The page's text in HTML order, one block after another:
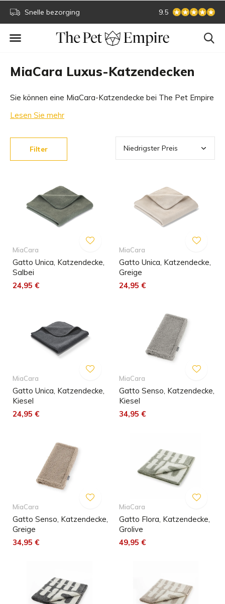
Snelle bezorging Sichere Online-
9.5
MiaCara Luxus-Katzendecken
Sie können eine MiaCara-Katzendecke bei The Pet Empire
kaufen. Wir haben eine schöne Sammlung von MiaCara-
MiaCara-Katzendecke passt zu Ihrer Katze?
Lesen Sie mehr
Filter
MiaCara
Gatto Unica, Katzendecke,
Salbei
24,95 €
MiaCara
Gatto Unica, Katzendecke,
Greige
24,95 €
MiaCara
Gatto Unica, Katzendecke,
Kiesel
24,95 €
MiaCara
Gatto Senso, Katzendecke,
Kiesel
34,95 €
MiaCara
Gatto Senso, Katzendecke,
Greige
34,95 €
MiaCara
Gatto Flora, Katzendecke,
Grolive
49,95 €